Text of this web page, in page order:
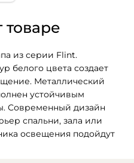
из серии Flint.
белого цвета создает
Металлический
устойчивым
Современный дизайн
спальни, зала или
освещения подойдут